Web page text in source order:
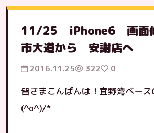
11/25 iPhone6 画面
市大道から 安謝店へ
2016.11.25 322 0
皆さまこんばんは！宜野湾ベー
(^o^)/*